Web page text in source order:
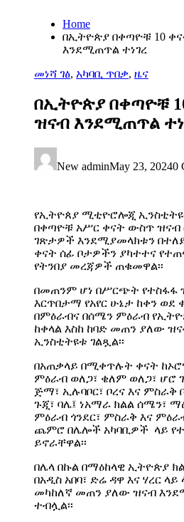
Home
በኢትዮጵያ በቀጣዮቹ 10
እንደሚጠጥል ተነገረ
መነሻ ገፅ, አካባቢ ጥበቃ, ዜና
በኢትዮጵያ በቀጣዮቹ
ዝናብ እንደሚጠጥል
New adminMay 23, 20240
የኢትዮጰያ ሚቲዮሮሎጂ
በቀጣዮቹ አሥር ቀናት ውስጥ
ገጽታዎች እንደሚያመላክቱን
ቀናት ሰፊ ቦታዎችን ያካተተና
የትንበያ መረጃዎች ጠቁመዋል፡፡
በመጠንም ሆነ በሥርጭት የተስፋፋ
እርጥበታማ የአየር ሁኔታ ከቀን ወደ
በምዕራብና በሰሜን ምዕራብ
ከቀላል እስከ ከባድ መጠን ያለው
ኢንስቲትዩቱ ገልጿል፡፡
በአጠቃላይ በሚቀጥሉት ቀናት
ምዕራብ ወለጋ፣ ቄለም ወለጋ፣ ሆሮ
ጅማ፣ ኢሉባቦር፣ ቦረና እና ምስራቅ
ጉጂ፣ ባሌ፤ ነአማራ ክልል ሰሜን፣
ምዕራብ ጎንደር፣ ምስራቅ እና
ጨምሮ በሌሎች አካባቢዎች ላይ
ይኖራቸዋል፡፡
በሌላ በኩል በማዕከላዊ ኢትዮጵያ
በአዲስ አበባ፣ ድሬ ዳዋ እና ሃረር ላይ
መካከለኛ መጠን ያለው ዝናብ
ተብሏል፡፡